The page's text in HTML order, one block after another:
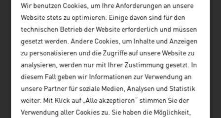
Wir benutzen Cookies, um Ihre Anforderungen an unsere
Website stets zu optimieren. Einige davon sind für den
technischen Betrieb der Website erforderlich und müssen
gesetzt werden. Andere Cookies, um Inhalte und Anzeigen
zu personalisieren und die Zugriffe auf unsere Website zu
analysieren, werden nur mit Ihrer Zustimmung gesetzt. In
diesem Fall geben wir Informationen zur Verwendung an
unsere Partner für soziale Medien, Analysen und Statistik
weiter. Mit Klick auf „Alle akzeptieren“ stimmen Sie der
Verwendung aller Cookies zu. Sie haben die Möglichkeit,
Elke Frauns: Der vhw hat
zusammen mit dem Difu das
Plädoyer für eine soziale und
resiliente Wohnungspolitik